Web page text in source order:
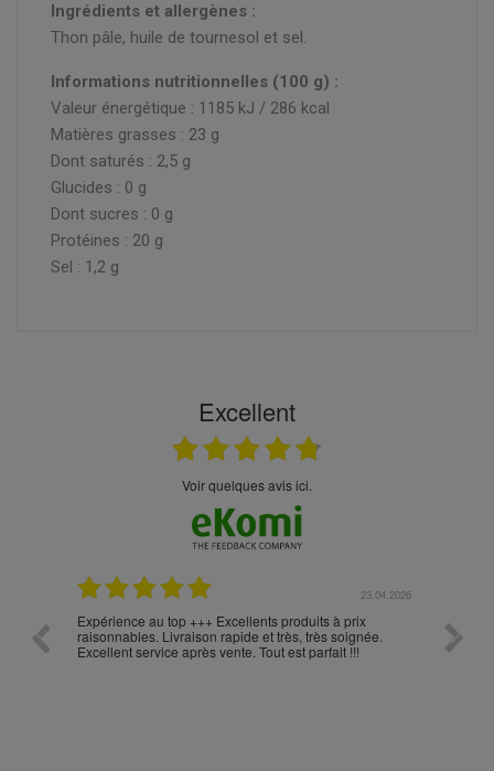
Ingrédients et allergènes :
Thon pâle, huile de tournesol et sel.
Informations nutritionnelles (100 g) :
Valeur énergétique : 1185 kJ / 286 kcal
Matières grasses : 23 g
Dont saturés : 2,5 g
Glucides : 0 g
Dont sucres : 0 g
Protéines : 20 g
Sel : 1,2 g
Excellent
Voir quelques avis ici.
23.04.2026
Expérience au top +++ Excellents produits à prix
raisonnables. Livraison rapide et très, très soignée.
Excellent service après vente. Tout est parfait !!!